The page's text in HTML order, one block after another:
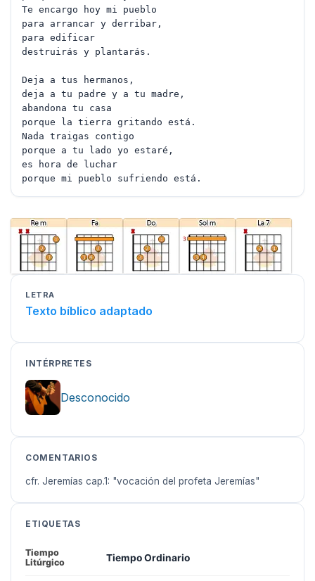
Te encargo hoy mi pueblo
para arrancar y derribar,
para edificar
destruirás y plantarás.
Deja a tus hermanos,
deja a tu padre y a tu madre,
abandona tu casa
porque la tierra gritando está.
Nada traigas contigo
porque a tu lado yo estaré,
es hora de luchar
porque mi pueblo sufriendo está.
LETRA
Texto bíblico adaptado
INTÉRPRETES
Desconocido
COMENTARIOS
cfr. Jeremías cap.1: "vocación del profeta Jeremías"
ETIQUETAS
Tiempo
Litúrgico
Tiempo Ordinario